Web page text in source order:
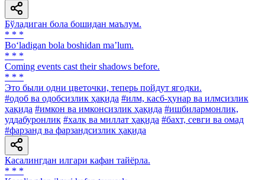
Бўладиган бола бошидан маълум.
* * *
Bo‘ladigan bola boshidan ma’lum.
* * *
Coming events cast their shadows before.
* * *
Это были одни цветочки, теперь пойдут ягодки.
#одоб ва одобсизлик ҳақида #илм, касб-ҳунар ва илмсизлик
ҳақида #имкон ва имконсизлик ҳақида #ишбилармонлик,
уддабуронлик #халқ ва миллат ҳақида #бахт, севги ва омад
#фарзанд ва фарзандсизлик ҳақида
Касалингдан илгари кафан тайёрла.
* * *